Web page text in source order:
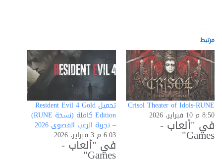
مرتبط
Crisol Theater of Idols-RUNE
8:50 م 10 فبراير، 2026
في "ألعاب -
Games"
تحميل Resident Evil 4 Gold
Edition كاملة (نسخة RUNE)
– تجربة الرعب القصوى 2026
6:03 م 3 فبراير، 2026
في "ألعاب -
Games"